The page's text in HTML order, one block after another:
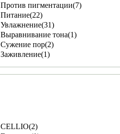
Против пигментации(7)
Питание(22)
Увлажнение(31)
Выравнивание тона(1)
Сужение пор(2)
Заживление(1)
CELLIO(2)